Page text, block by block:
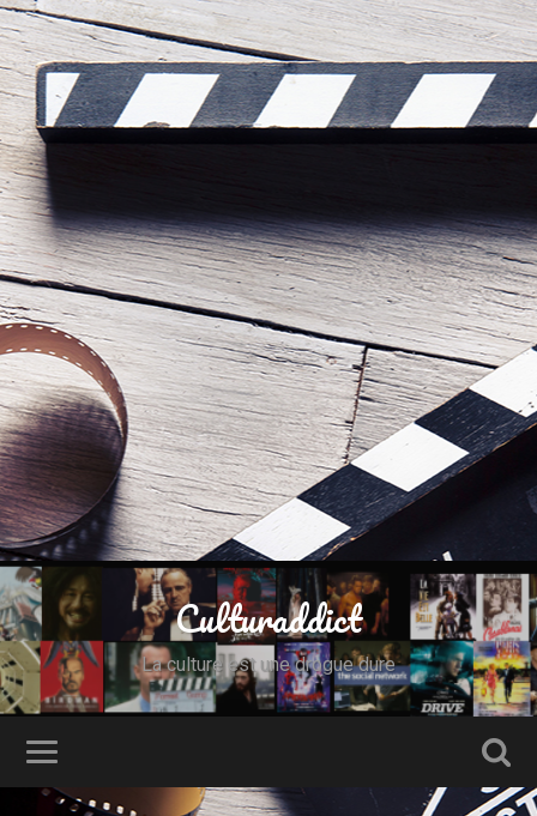
Culturaddict
La culture est une drogue dure